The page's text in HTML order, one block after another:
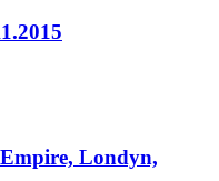
Londyn,